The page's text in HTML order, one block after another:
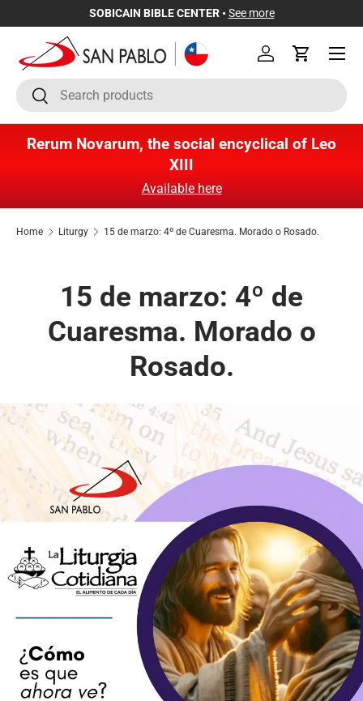
Skip to content
SOBICAIN BIBLE CENTER • See more
SearchSearch
Log inCart
Menu
Rerum Novarum, the social encyclical of Leo
XIII
Available here
Home Liturgy 15 de marzo: 4º de Cuaresma. Morado o Rosado.
15 de marzo: 4º de
Cuaresma. Morado o
Rosado.